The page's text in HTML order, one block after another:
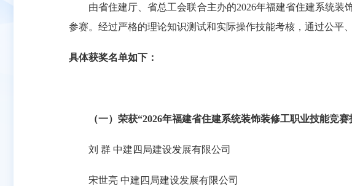
由省住建厅、省总工会联合主办的2026年福建省住建系统
参赛。经过严格的理论知识测试和实际操作技能考核，通过公平
具体获奖名单如下：
（一）荣获“2026年福建省住建系统装饰装修工职业技能竞
刘 群 中建四局建设发展有限公司
宋世亮 中建四局建设发展有限公司